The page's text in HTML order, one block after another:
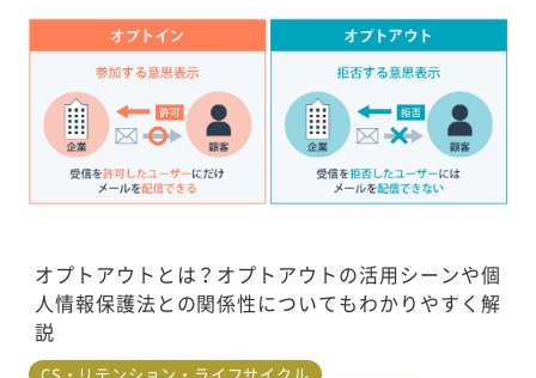
オプトアウトとは？オプトアウトの活用シーンや個
人情報保護法との関係性についてもわかりやすく解
説